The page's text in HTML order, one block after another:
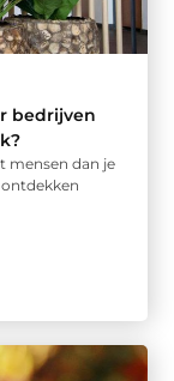
bedrijven
mensen dan je